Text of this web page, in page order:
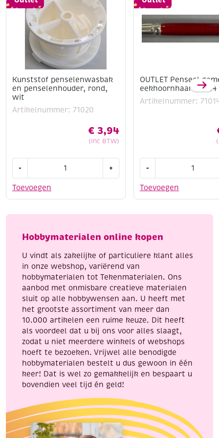
Kunststof penselenwasbak
en penselenhouder, rond,
wit
Artikelnummer: 71020
€ 3,94
(Inc BTW)
Toevoegen
-
penselenwasbak
en
wit
+
OUTLET Penseel
eekhoornhaar no. 14
Artikelnummer:
Toevoegen
-
gemengd
14
Hobbymaterialen online kopen
U vindt als zakelijke of particuliere klant alles
in onze webshop, variërend van
hobbymaterialen tot Tekenmaterialen. Ons
aanbod met onmisbare creatieve materialen
sluit op alle hobbywensen aan. U heeft met
het grootste assortiment van meer dan
10.000 artikelen een ruime keuze. Dit heeft
als voordeel dat u bij ons voor alles slaagt,
zodat u niet meerdere winkels of webshops
hoeft te bezoeken. Vrijwel alle benodigde
hobbymaterialen bestelt u dus gewoon in één
keer! Dat is wel zo gemakkelijk en bespaart u
bovendien veel tijd én geld!